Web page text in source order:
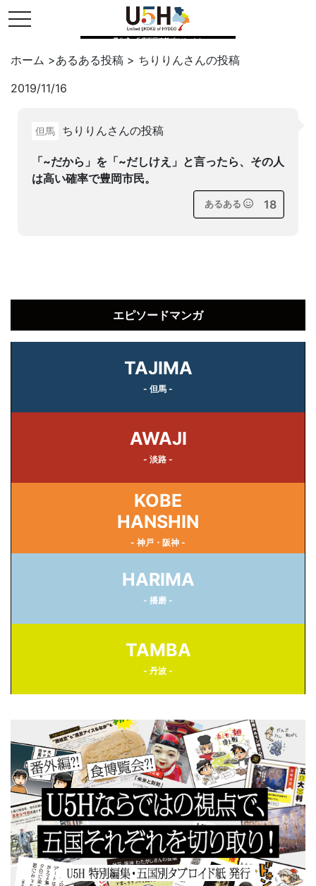
toggle navigation
県公式・兵庫五国連邦プロジェクト
ホーム >あるある投稿 > ちりりんさんの投稿
2019/11/16
但馬 ちりりんさんの投稿
「~だから」を「~だしけえ」と言ったら、その人
は高い確率で豊岡市民。
あるある 18
エピソードマンガ
TAJIMA
- 但馬 -
AWAJI
- 淡路 -
KOBE
HANSHIN
- 神戸・阪神 -
HARIMA
- 播磨 -
TAMBA
- 丹波 -